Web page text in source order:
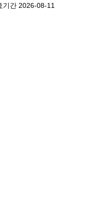
기간 2026-08-11
유효기간 2026-08-11
기간 2026-08-11